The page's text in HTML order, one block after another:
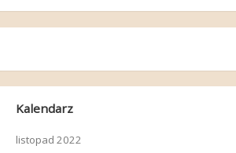
Kalendarz
listopad 2022